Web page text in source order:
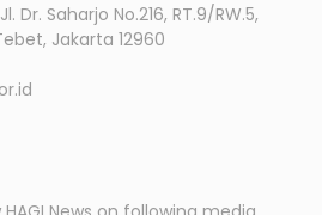
Dr. Saharjo No.216, RT.9/RW.5,
Jakarta 12960